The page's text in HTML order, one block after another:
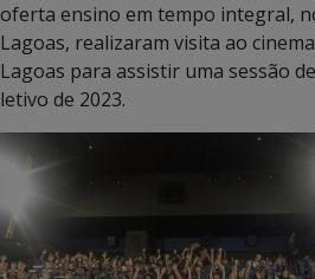
oferta ensino em tempo integral,
Lagoas, realizaram visita ao
Lagoas para assistir uma sessão
letivo de 2023.